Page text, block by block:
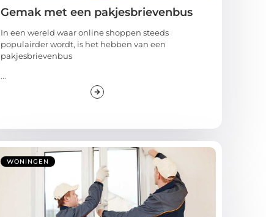
Gemak met een pakjesbrievenbus
In een wereld waar online shoppen steeds
populairder wordt, is het hebben van een
pakjesbrievenbus
...
WONINGEN